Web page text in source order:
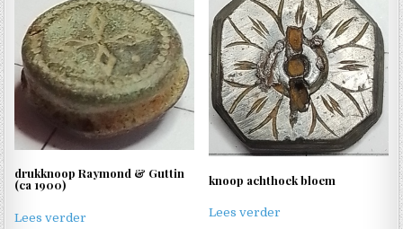
drukknoop Raymond & Guttin
(ca 1900)
Lees verder
knoop achthoek bloem
Lees verder